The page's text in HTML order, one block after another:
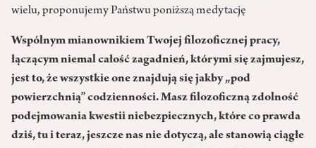
wielu, proponujemy Państwu poniższą medytację
Wspólnym mianownikiem Twojej filozoficznej pracy,
łączącym niemal całość zagadnień, którymi się zajmujesz,
jest to, że wszystkie one znajdują się jakby „pod
powierzchnią” codzienności. Masz filozoficzną zdolność
podejmowania kwestii niebezpiecznych, które co prawda
dziś, tu i teraz, jeszcze nas nie dotyczą, ale stanowią ciągłe